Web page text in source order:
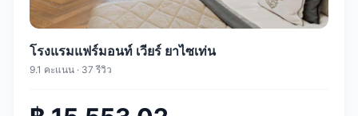
โรงแรมแฟร์มอนท์ เวียร์ ยาไซเท่น
9.1 คะแนน · 37 รีวิว